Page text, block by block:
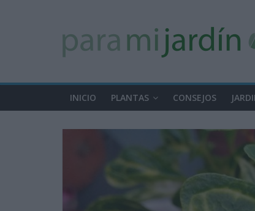
INICIO PLANTAS CONSEJOS